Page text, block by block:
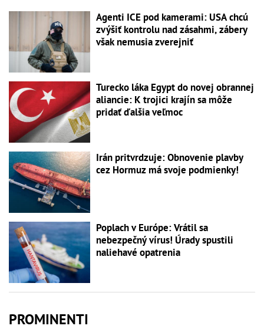
Agenti ICE pod kamerami: USA chcú
zvýšiť kontrolu nad zásahmi, zábery
však nemusia zverejniť
Turecko láka Egypt do novej obrannej
aliancie: K trojici krajín sa môže
pridať ďalšia veľmoc
Irán pritvrdzuje: Obnovenie plavby
cez Hormuz má svoje podmienky!
Poplach v Európe: Vrátil sa
nebezpečný vírus! Úrady spustili
naliehavé opatrenia
PROMINENTI